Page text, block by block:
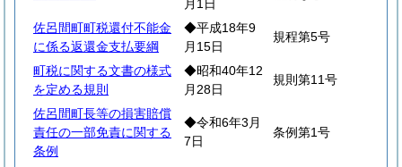
月1日
佐呂間町町税還付不能金
に係る返還金支払要綱
◆平成18年9
月15日
規程第5号
町税に関する文書の様式
を定める規則
◆昭和40年12
月28日
規則第11号
佐呂間町長等の損害賠償
責任の一部免責に関する
条例
◆令和6年3月
7日
条例第1号